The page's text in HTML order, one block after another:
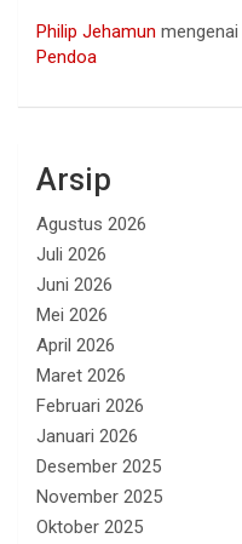
Philip Jehamun mengenai
Pendoa
Arsip
Agustus 2026
Juli 2026
Juni 2026
Mei 2026
April 2026
Maret 2026
Februari 2026
Januari 2026
Desember 2025
November 2025
Oktober 2025